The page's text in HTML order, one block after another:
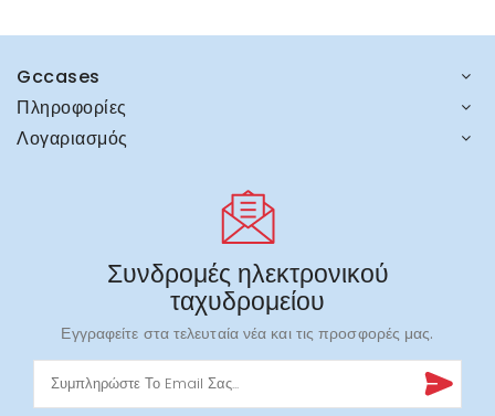
Gccases
Πληροφορίες
Λογαριασμός
Συνδρομές ηλεκτρονικού
ταχυδρομείου
Εγγραφείτε στα τελευταία νέα και τις προσφορές μας.